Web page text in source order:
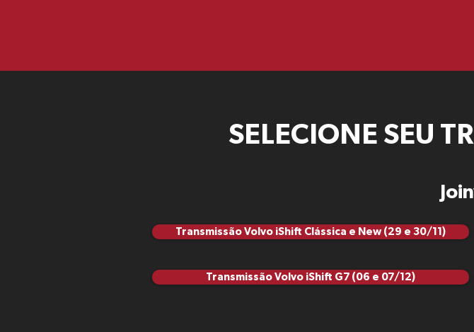
SELECIONE SEU
Transmissão Volvo iShift Clássica e New (29 e 30/11)
Transmissão Volvo iShift G7 (06 e 07/12)